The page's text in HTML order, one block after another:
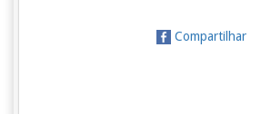
Compartilhar